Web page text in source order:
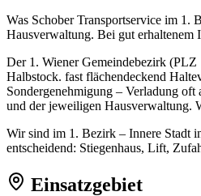
Was Schober Transportservice im 1.
Hausverwaltung. Bei gut erhaltenem
Der 1. Wiener Gemeindebezirk (PLZ
Halbstock. fast flächendeckend
Sondergenehmigung – Verladung
und der jeweiligen Hausverwaltung.
Wir sind im 1. Bezirk – Innere Stadt
entscheidend: Stiegenhaus, Lift,
Einsatzgebiet